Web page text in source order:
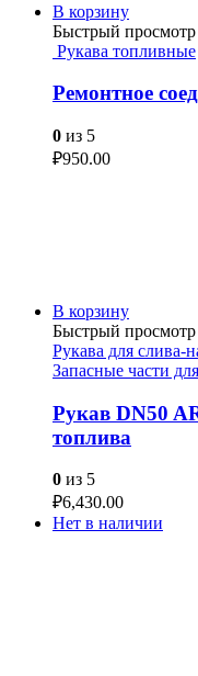
В корзину
Быстрый просмотр
Рукава топливные
Ремонтное
0 из 5
₽950.00
В корзину
Быстрый просмотр
Рукава для слива-
Запасные части
Рукав DN50
топлива
0 из 5
₽6,430.00
Нет в наличии